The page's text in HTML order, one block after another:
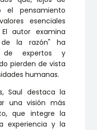
el pensamiento
esenciales
autor examina
la razón" ha
de expertos y
pierden de vista
humanas.
Saul destaca la
una visión más
que integre la
experiencia y la